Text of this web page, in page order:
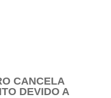
CANCELA
DEVIDO A